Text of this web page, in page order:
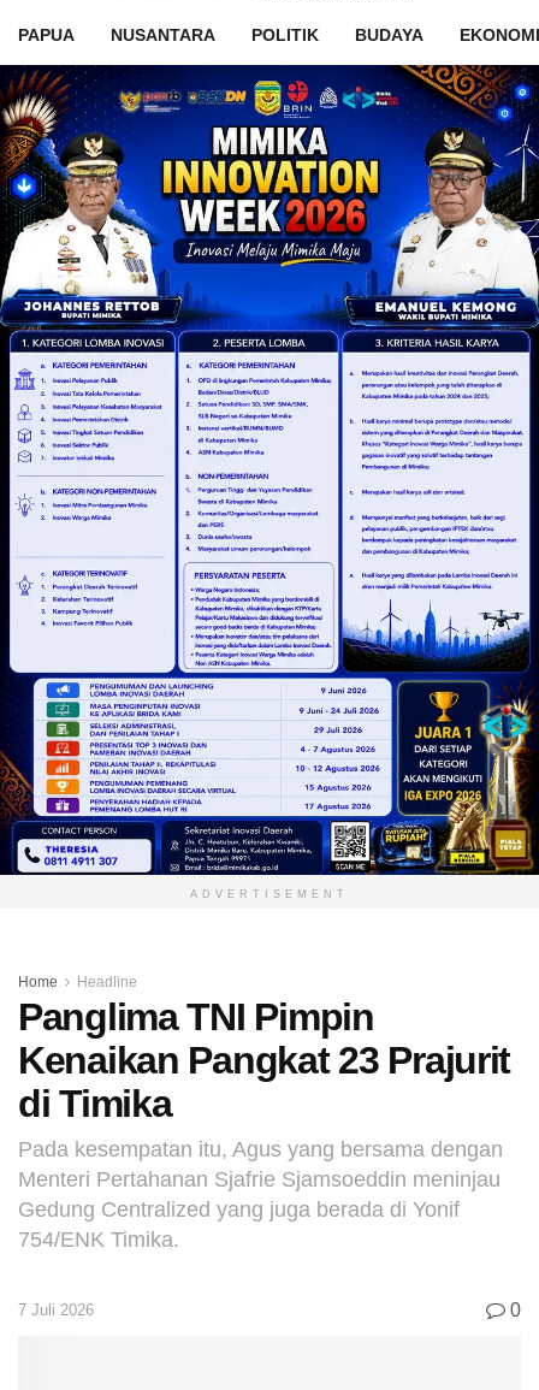
PAPUA NUSANTARA POLITIK BUDAYA EKONOMI
ADVERTISEMENT
Home Headline
Panglima TNI Pimpin
Kenaikan Pangkat 23 Prajurit
di Timika
Pada kesempatan itu, Agus yang bersama dengan
Menteri Pertahanan Sjafrie Sjamsoeddin meninjau
Gedung Centralized yang juga berada di Yonif
754/ENK Timika.
7 Juli 2026 0